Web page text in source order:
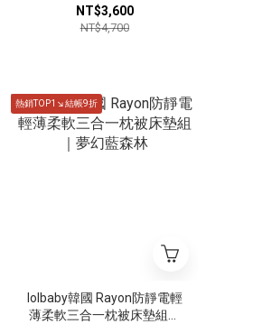
｜多款可選
NT$3,600
NT$4,700
熱銷TOP1↘結帳9折
lolbaby韓國 Rayon防靜電輕
薄柔軟三合一枕被床墊組｜